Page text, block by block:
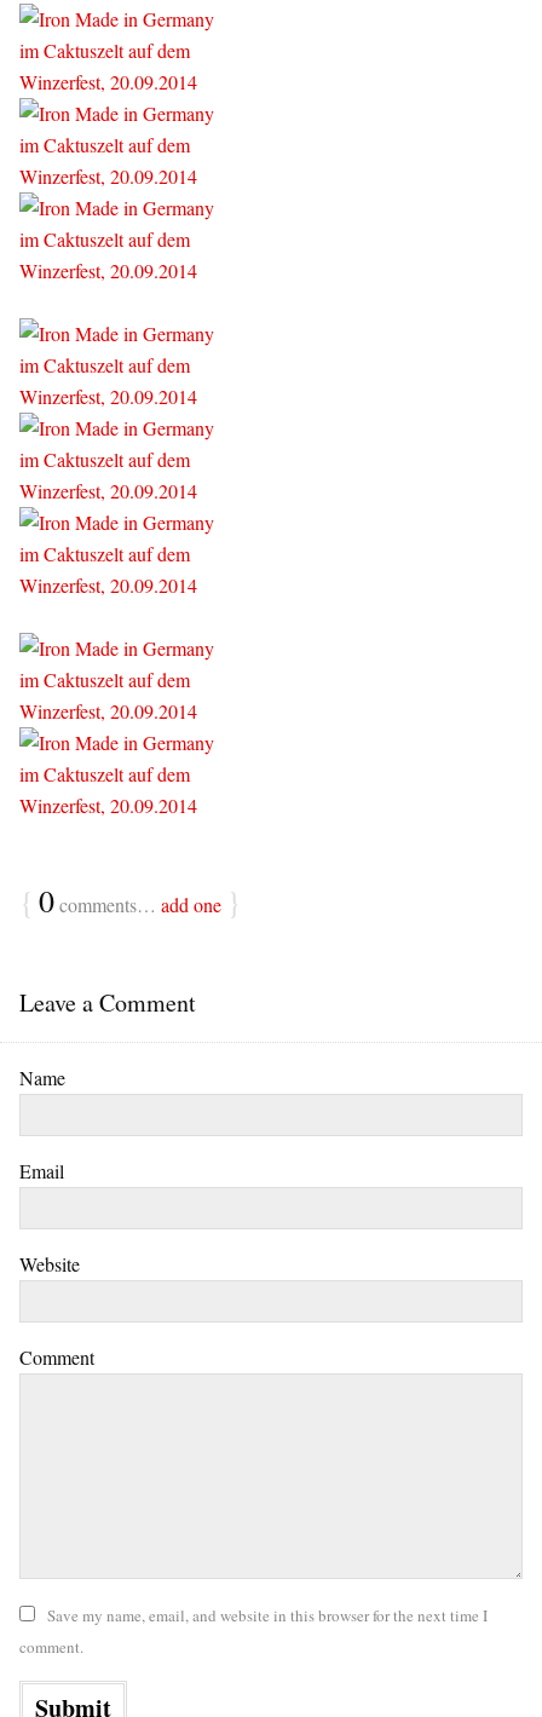
{ 0comments… add one }
Leave a Comment
Name
Email
Website
Comment
Save my name, email, and website in this browser for the next time I
comment.